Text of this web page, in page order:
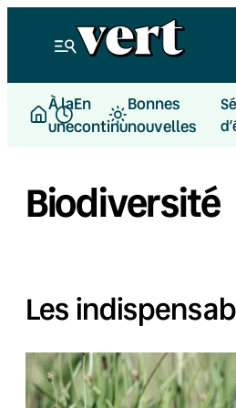
À la
une
En
continu
Bonnes
nouvelles
Biodiversité
Les